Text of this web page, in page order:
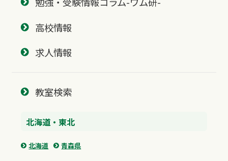
高校情報
求人情報
教室検索
北海道・東北
北海道 青森県